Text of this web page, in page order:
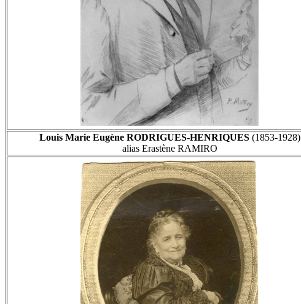
Louis Marie Eugène RODRIGUES-HENRIQUES(1853-1928)
alias Erastène RAMIRO